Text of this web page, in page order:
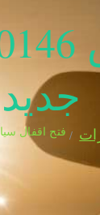
فتح اقفال سيارات اتوس